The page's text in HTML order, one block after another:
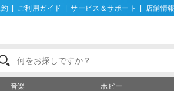
ご利用ガイド サービス＆サポート 店舗情報
音楽 ホビー